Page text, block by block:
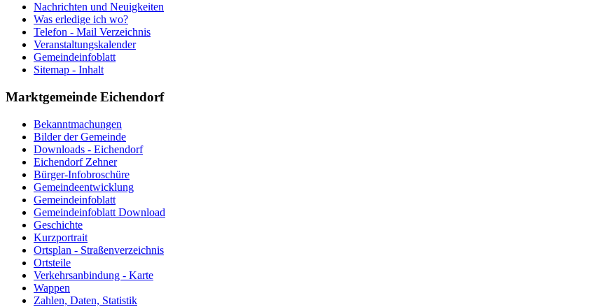
Nachrichten und Neuigkeiten
Was erledige ich wo?
Telefon - Mail Verzeichnis
Veranstaltungskalender
Gemeindeinfoblatt
Sitemap - Inhalt
Marktgemeinde Eichendorf
Bekanntmachungen
Bilder der Gemeinde
Downloads - Eichendorf
Eichendorf Zehner
Bürger-Infobroschüre
Gemeindeentwicklung
Gemeindeinfoblatt
Gemeindeinfoblatt Download
Geschichte
Kurzportrait
Ortsplan - Straßenverzeichnis
Ortsteile
Verkehrsanbindung - Karte
Wappen
Zahlen, Daten, Statistik